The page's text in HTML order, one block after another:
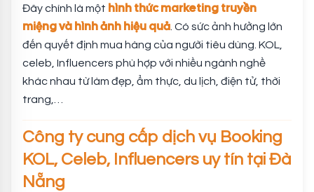
Đây chính là một hình thức marketing truyền
miệng và hình ảnh hiệu quả. Có sức ảnh hưởng lớn
đến quyết định mua hàng của người tiêu dùng. KOL,
celeb, Influencers phù hợp với nhiều ngành nghề
khác nhau từ làm đẹp, ẩm thực, du lịch, điện tử, thời
trang,…
Công ty cung cấp dịch vụ Booking
KOL, Celeb, Influencers uy tín tại Đà
Nẵng